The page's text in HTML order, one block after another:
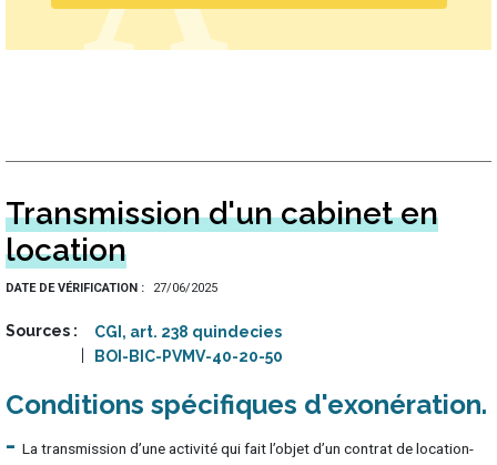
Transmission d'un cabinet en
location
DATE DE VÉRIFICATION 27/06/2025
Sources
CGI, art. 238 quindecies
BOI-BIC-PVMV-40-20-50
Conditions spécifiques d'exonération
La transmission d’une activité qui fait l’objet d’un contrat de location-